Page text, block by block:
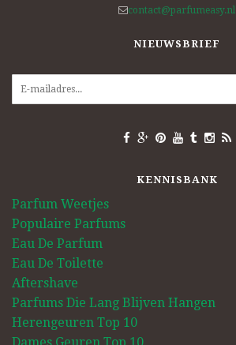
contact@parfumeasy.nl
NIEUWSBRIEF
KENNISBANK
Parfum Weetjes
Populaire Parfums
Eau De Parfum
Eau De Toilette
Aftershave
Parfums Die Lang Blijven Hangen
Herengeuren Top 10